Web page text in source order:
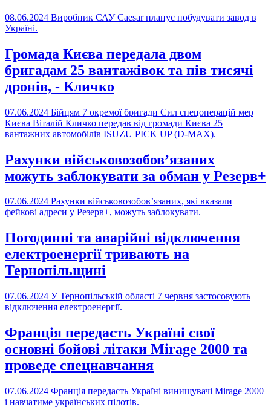
08.06.2024 Виробник САУ Caesar планує побудувати завод в
Україні.
Громада Києва передала двом
бригадам 25 вантажівок та пів тисячі
дронів, - Кличко
07.06.2024 Бійцям 7 окремої бригади Сил спецоперацій мер
Києва Віталій Кличко передав від громади Києва 25
вантажних автомобілів ISUZU PICK UP (D-MAX).
Рахунки військовозобов’язаних
можуть заблокувати за обман у Резерв+
07.06.2024 Рахунки військовозобов’язаних, які вказали
фейкові адреси у Резерв+, можуть заблокувати.
Погодинні та аварійні відключення
електроенергії тривають на
Тернопільщині
07.06.2024 У Тернопільській області 7 червня застосовують
відключення електроенергії.
Франція передасть Україні свої
основні бойові літаки Mirage 2000 та
проведе спецнавчання
07.06.2024 Франція передасть Україні винищувачі Mirage 2000
і навчатиме українських пілотів.